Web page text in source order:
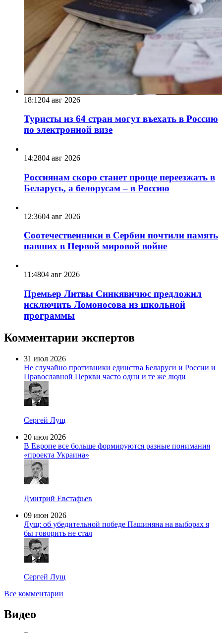
18:1204 авг 2026
Туристы из 64 стран могут въехать в Россию
по электронной визе
14:2804 авг 2026
Россиянам скоро станет проще переезжать в
Беларусь, а белорусам – в Россию
12:3604 авг 2026
Соотечественники в Сербии почтили память
павших в Первой мировой войне
11:4804 авг 2026
Премьер Литвы Синкявичюс предложил
исключить Ломоносова из школьной
программы
Комментарии экспертов
31 июл 2026
Не случайно противники единства Беларуси и России и
Православной Церкви часто одни и те же люди
Сергей Лущ
20 июл 2026
В Европе все больше формируются разные понимания
«проекта Украина»
Дмитрий Евстафьев
09 июн 2026
Лущ: об убедительной победе Пашиняна на выборах я
бы говорить не стал
Сергей Лущ
Все комментарии
Видео